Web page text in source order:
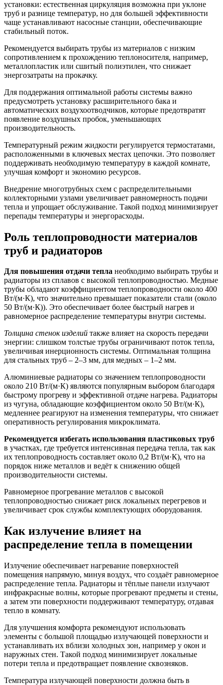
установки: естественная циркуляция возможна при уклоне
труб и разнице температур, но для большей эффективности
чаще устанавливают насосные станции, обеспечивающие
стабильный поток.
Рекомендуется выбирать трубы из материалов с низким
сопротивлением к прохождению теплоносителя, например,
металлопластик или сшитый полиэтилен, что снижает
энергозатраты на прокачку.
Для поддержания оптимальной работы системы важно
предусмотреть установку расширительного бака и
автоматических воздухоотводчиков, которые предотвратят
появление воздушных пробок, уменьшающих
производительность.
Температурный режим жидкости регулируется термостатами,
расположенными в ключевых местах цепочки. Это позволяет
поддерживать необходимую температуру в каждой комнате,
улучшая комфорт и экономию ресурсов.
Внедрение многотрубных схем с распределительными
коллекторными узлами увеличивает равномерность подачи
тепла и упрощает обслуживание. Такой подход минимизирует
перепады температуры и энергорасходы.
Роль теплопроводности материалов
труб и радиаторов
Для повышения отдачи тепла необходимо выбирать трубы и
радиаторы из сплавов с высокой теплопроводностью. Медные
трубы обладают коэффициентом теплопроводности около 400
Вт/(м·К), что значительно превышает показатели стали (около
50 Вт/(м·К)). Это обеспечивает более быстрый нагрев и
равномерное распределение температуры внутри системы.
Толщина стенок изделий также влияет на скорость передачи
энергии: слишком толстые трубы ограничивают поток тепла,
увеличивая инерционность системы. Оптимальная толщина
для стальных труб – 2–3 мм, для медных – 1–2 мм.
Алюминиевые радиаторы со значением теплопроводности
около 210 Вт/(м·К) являются популярным выбором благодаря
быстрому прогреву и эффективной отдаче нагрева. Радиаторы
из чугуна, обладающие коэффициентом около 50 Вт/(м·К),
медленнее реагируют на изменения температуры, что снижает
оперативность регулирования микроклимата.
Рекомендуется избегать использования пластиковых труб
в участках, где требуется интенсивная передача тепла, так как
их теплопроводность составляет около 0,2 Вт/(м·К), что на
порядок ниже металлов и ведёт к снижению общей
производительности системы.
Равномерное прогревание металлов с высокой
теплопроводностью снижает риск локальных перегревов и
увеличивает срок службы комплектующих оборудования.
Как излучение влияет на
распределение тепла в помещении
Излучение обеспечивает нагревание поверхностей
помещения напрямую, минуя воздух, что создаёт равномерное
распределение тепла. Радиаторы и тёплые панели излучают
инфракрасные волны, которые прогревают предметы и стены,
а затем эти поверхности поддерживают температуру, отдавая
тепло в комнату.
Для улучшения комфорта рекомендуют использовать
элементы с большой площадью излучающей поверхности и
устанавливать их вблизи холодных зон, например у окон и
наружных стен. Такой подход минимизирует локальные
потери тепла и предотвращает появление сквозняков.
Температура излучающей поверхности должна быть в